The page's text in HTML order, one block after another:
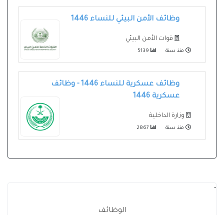
وظائف الأمن البيئي للنساء 1446
قوات الأمن البيئي
منذ سنة
وظائف عسكرية للنساء 1446 - وظائف
عسكرية 1446
وزارة الداخلية
منذ سنة
-
الوظائف